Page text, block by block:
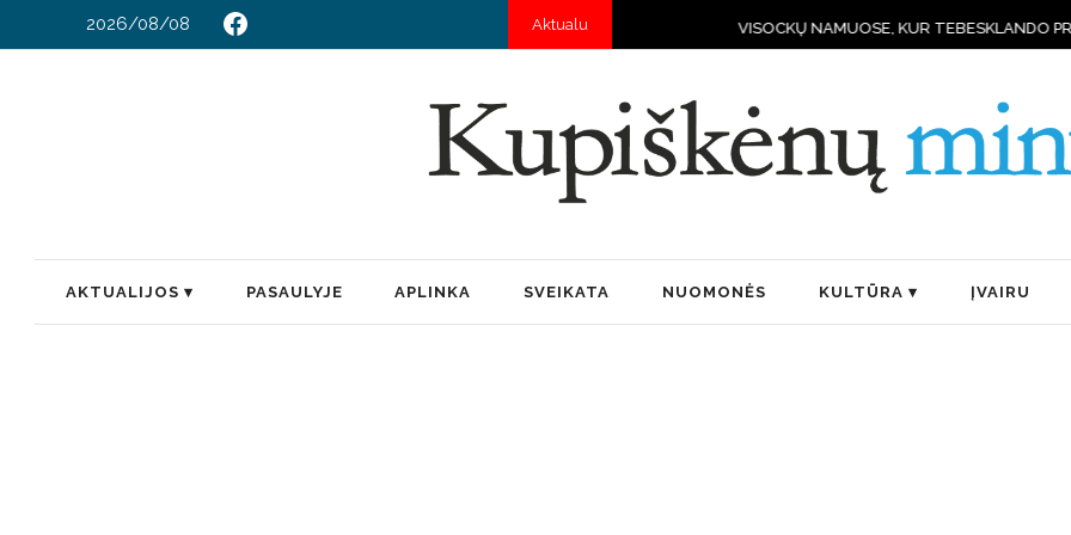
2026/08/08 AktualuVISOCKŲ NAMUOSE, KUR TEBESKLANDO PRIEŠKARIO DVASIA IR
AKTUALIJOS PASAULYJE APLINKA SVEIKATA NUOMONĖS KULTŪRA ĮVAIRU